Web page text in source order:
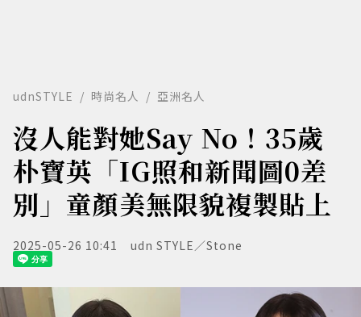
udnSTYLE 時尚名人 亞洲名人
沒人能對她Say No！35歲
朴寶英「IG照和新聞圖0差
別」童顏美無限貌複製貼上
2025-05-26 10:41 udn STYLE／Stone